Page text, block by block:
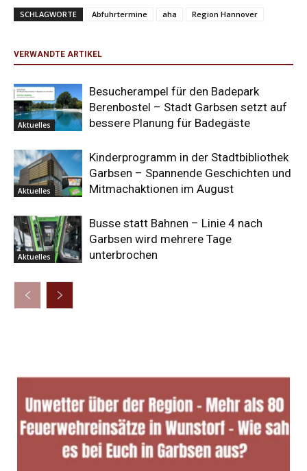
SCHLAGWORTE Abfuhrtermine aha Region Hannover
VERWANDTE ARTIKEL
Aktuelles
Besucherampel für den Badepark
Berenbostel – Stadt Garbsen setzt auf
bessere Planung für Badegäste
Aktuelles
Kinderprogramm in der Stadtbibliothek
Garbsen – Spannende Geschichten und
Mitmachaktionen im August
Aktuelles
Busse statt Bahnen – Linie 4 nach
Garbsen wird mehrere Tage
unterbrochen